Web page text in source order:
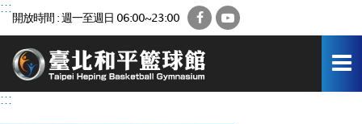
跳
容
:::
開放時間 : 週一至週日 06:00~23:00 FacebookYouTube
:::